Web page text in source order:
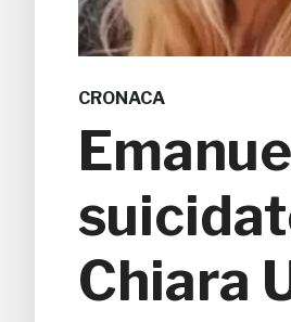
CRONACA
Chiara